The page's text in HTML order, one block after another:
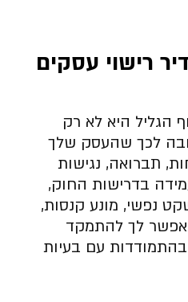
רישוי עסקים
הגליל היא לא רק
לכך שהעסק שלך
תברואה, נגישות
בדרישות החוק,
נפשי, מונע קנסות,
לך להתמקד
עם בעיות